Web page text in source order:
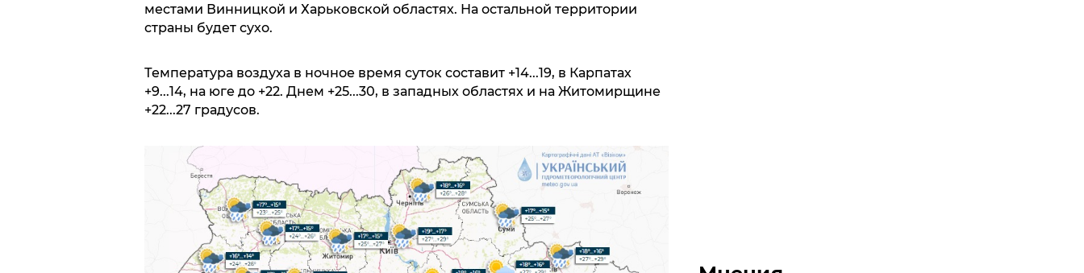
местами Винницкой и Харьковской областях. На остальной территории
страны будет сухо.
Температура воздуха в ночное время суток составит +14...19, в Карпатах
+9...14, на юге до +22. Днем +25...30, в западных областях и на Житомирщине
+22...27 градусов.